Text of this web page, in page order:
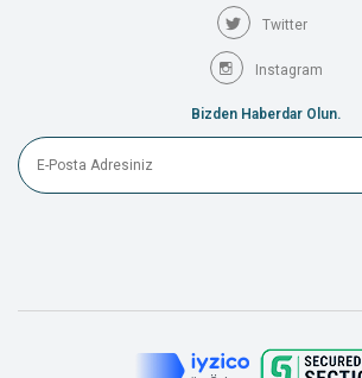
Twitter
Instagram
Bizden Haberdar Olun.